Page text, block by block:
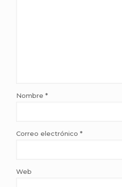
Nombre *
Correo electrónico *
Web